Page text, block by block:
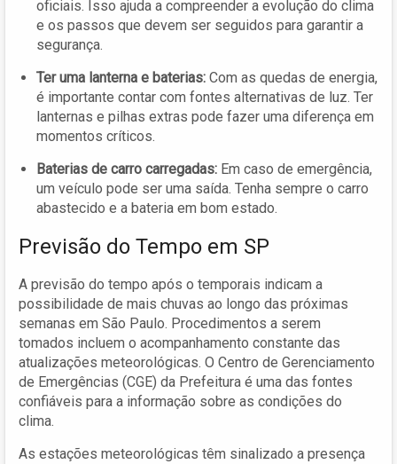
oficiais. Isso ajuda a compreender a evolução do clima
e os passos que devem ser seguidos para garantir a
segurança.
Ter uma lanterna e baterias: Com as quedas de energia,
é importante contar com fontes alternativas de luz. Ter
lanternas e pilhas extras pode fazer uma diferença em
momentos críticos.
Baterias de carro carregadas: Em caso de emergência,
um veículo pode ser uma saída. Tenha sempre o carro
abastecido e a bateria em bom estado.
Previsão do Tempo em SP
A previsão do tempo após o temporais indicam a
possibilidade de mais chuvas ao longo das próximas
semanas em São Paulo. Procedimentos a serem
tomados incluem o acompanhamento constante das
atualizações meteorológicas. O Centro de Gerenciamento
de Emergências (CGE) da Prefeitura é uma das fontes
confiáveis para a informação sobre as condições do
clima.
As estações meteorológicas têm sinalizado a presença